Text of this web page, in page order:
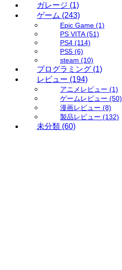
ガレージ (1)
ゲーム (243)
Epic Game (1)
PS VITA(51)
PS4 (114)
PS5 (6)
steam (10)
プログラミング (1)
レビュー (194)
アニメレビュー (1)
ゲームレビュー (50)
漫画レビュー (8)
製品レビュー (132)
未分類 (60)